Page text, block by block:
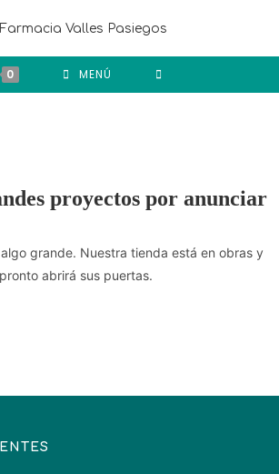
0 MENÚ
proyectos por anunciar
grande. Nuestra tienda está en obras y
pronto abrirá sus puertas.